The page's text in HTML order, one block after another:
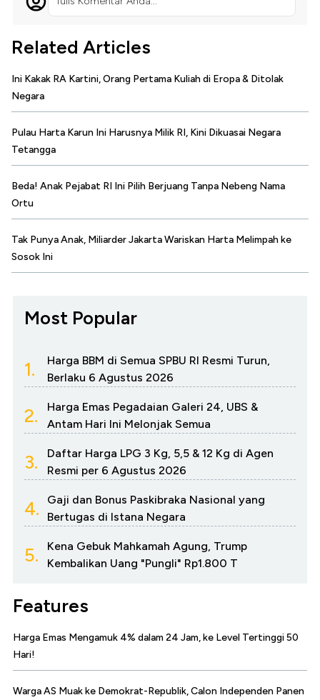
Related Articles
Ini Kakak RA Kartini, Orang Pertama Kuliah di Eropa & Ditolak
Negara
Pulau Harta Karun Ini Harusnya Milik RI, Kini Dikuasai Negara
Tetangga
Beda! Anak Pejabat RI Ini Pilih Berjuang Tanpa Nebeng Nama
Ortu
Tak Punya Anak, Miliarder Jakarta Wariskan Harta Melimpah ke
Sosok Ini
Most Popular
1.
Harga BBM di Semua SPBU RI Resmi Turun,
Berlaku 6 Agustus 2026
2.
Harga Emas Pegadaian Galeri 24, UBS &
Antam Hari Ini Melonjak Semua
3.
Daftar Harga LPG 3 Kg, 5,5 & 12 Kg di Agen
Resmi per 6 Agustus 2026
4.
Gaji dan Bonus Paskibraka Nasional yang
Bertugas di Istana Negara
5.
Kena Gebuk Mahkamah Agung, Trump
Kembalikan Uang "Pungli" Rp1.800 T
Features
Harga Emas Mengamuk 4% dalam 24 Jam, ke Level Tertinggi 50
Hari!
Warga AS Muak ke Demokrat-Republik, Calon Independen Panen